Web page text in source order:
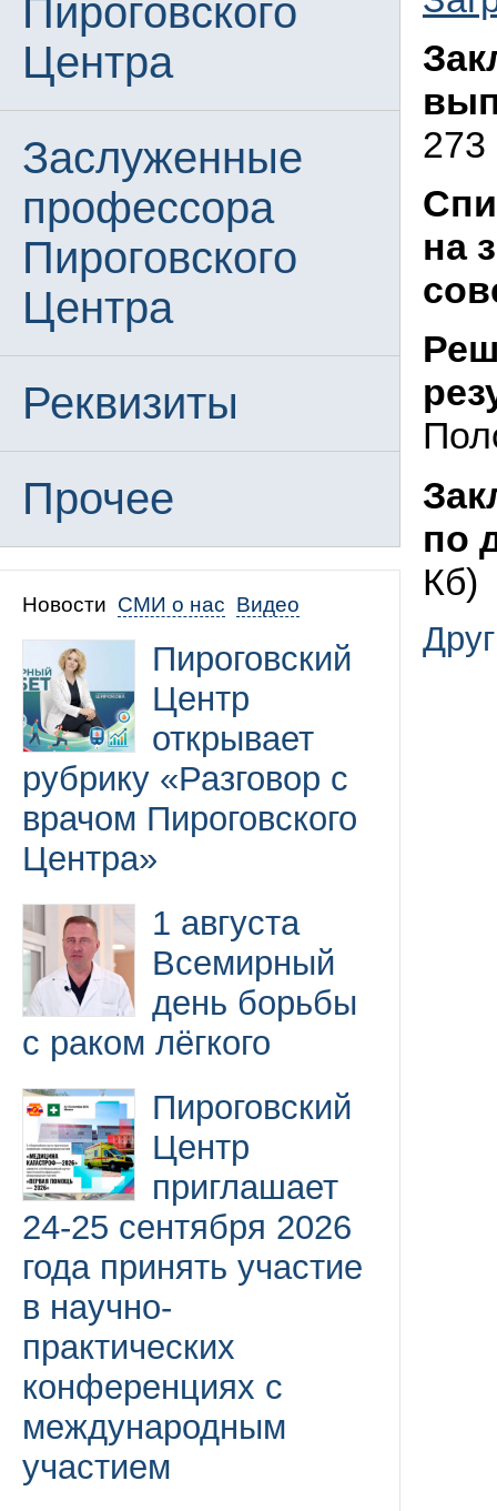
Пироговского
Центра
Заслуженные
профессора
Пироговского
Центра
Реквизиты
Прочее
Новости СМИ о нас Видео
Пироговский
Центр
открывает
рубрику «Разговор с
врачом Пироговского
Центра»
1 августа
Всемирный
день борьбы
с раком лёгкого
Пироговский
Центр
приглашает
24-25 сентября 2026
года принять участие
в научно-
практических
конференциях с
международным
участием
273
на
по
Кб)